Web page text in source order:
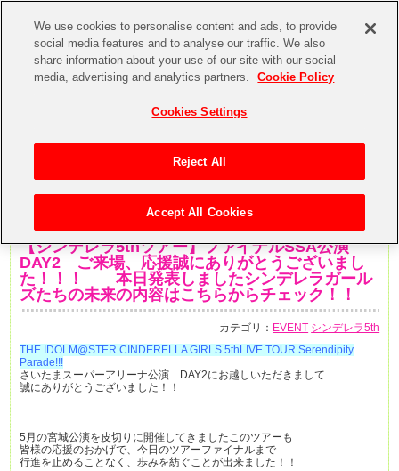
【シンデレラ5thツアー】ファイナルSSA公演
DAY2 ご来場、応援誠にありがとうございまし
た！！！ 本日発表しましたシンデレラガール
ズたちの未来の内容はこちらからチェック！！
カテゴリ： EVENT シンデレラ5th
THE IDOLM@STER CINDERELLA GIRLS 5thLIVE TOUR Serendipity
Parade!!!
さいたまスーパーアリーナ公演 DAY2にお越しいただきまして
誠にありがとうございました！！
5月の宮城公演を皮切りに開催してきましたこのツアーも
皆様の応援のおかげで、今日のツアーファイナルまで
行進を止めることなく、歩みを紡ぐことが出来ました！！
We use cookies to personalise content and ads, to provide
social media features and to analyse our traffic. We also
share information about your use of our site with our social
media, advertising and analytics partners.
Cookie Policy
Cookies Settings
Reject All
Accept All Cookies